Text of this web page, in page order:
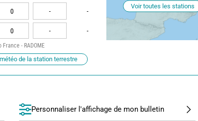
0 - -
0 - -
Voir toutes les stations
France - RADOME
de la station terrestre
Personnaliser l'affichage de mon bulletin